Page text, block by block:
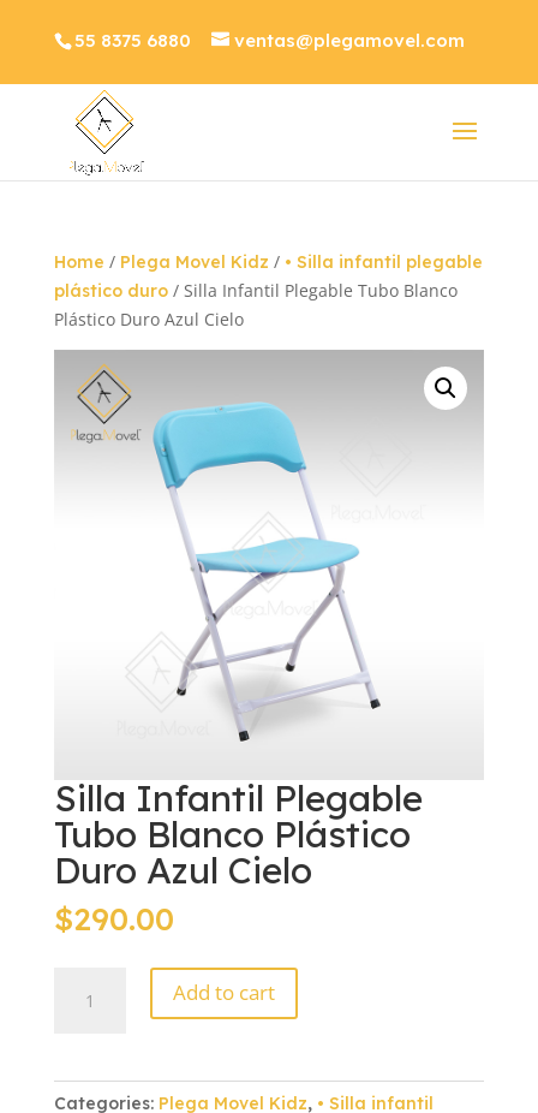
55 8375 6880 ventas@plegamovel.com
Home / Plega Movel Kidz / • Silla infantil plegable
plástico duro/ Silla Infantil Plegable Tubo Blanco
Plástico Duro Azul Cielo
Silla Infantil Plegable
Tubo Blanco Plástico
Duro Azul Cielo
$290.00
Infantil
Add to cart
Categories: Plega Movel Kidz, • Silla infantil